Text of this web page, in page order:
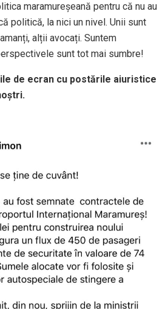
maramureșeană pentru că nu au
politică, la nici un nivel. Unii sunt
alții avocați. Suntem
sunt tot mai sumbre!
de ecran cu postările aiuristice